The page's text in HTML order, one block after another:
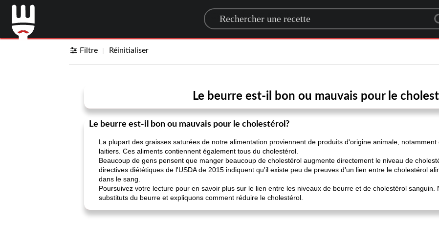
Search for a recipe
Filtre Réinitialiser
Le beurre est-il bon ou mauvais pour le
Le beurre est-il bon ou mauvais pour le cholestérol?
La plupart des graisses saturées de notre alimentation proviennent de produits d'origine animale,
laitiers. Ces aliments contiennent également tous du cholestérol.
Beaucoup de gens pensent que manger beaucoup de cholestérol augmente directement le niveau de
directives diététiques de l'USDA de 2015 indiquent qu'il existe peu de preuves d'un lien entre le cholestérol
dans le sang.
Poursuivez votre lecture pour en savoir plus sur le lien entre les niveaux de beurre et de cholestérol sanguin.
substituts du beurre et expliquons comment réduire le cholestérol.